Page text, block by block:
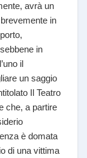
avrà un
in
in
il
un saggio
Il Teatro
che, a partire
è domata
di una vittima